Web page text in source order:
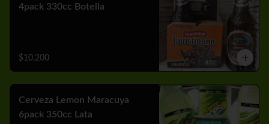
4pack 330cc Botella
$10.200
Cerveza Lemon Maracuya
6pack 350cc Lata